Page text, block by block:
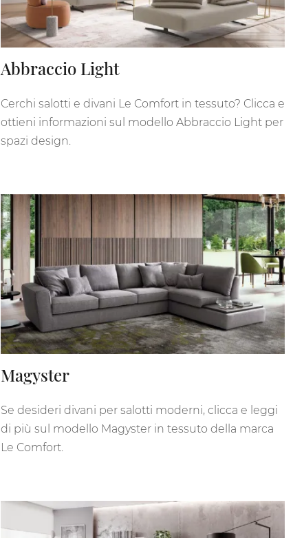
Abbraccio Light
Cerchi salotti e divani Le Comfort in tessuto? Clicca e
ottieni informazioni sul modello Abbraccio Light per
spazi design.
Magyster
Se desideri divani per salotti moderni, clicca e leggi
di più sul modello Magyster in tessuto della marca
Le Comfort.